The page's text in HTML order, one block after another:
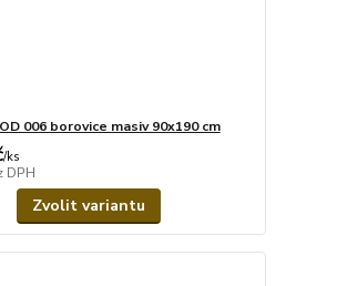
006 borovice masiv 90x190 cm
/ks
DPH
Zvolit variantu